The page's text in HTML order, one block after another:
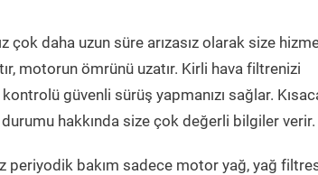
çok daha uzun süre arızasız olarak size
motorun ömrünü uzatır. Kirli hava filtrenizi
güvenli sürüş yapmanızı sağlar.
hakkında size çok değerli bilgiler verir.
periyodik bakım sadece motor yağ, yağ